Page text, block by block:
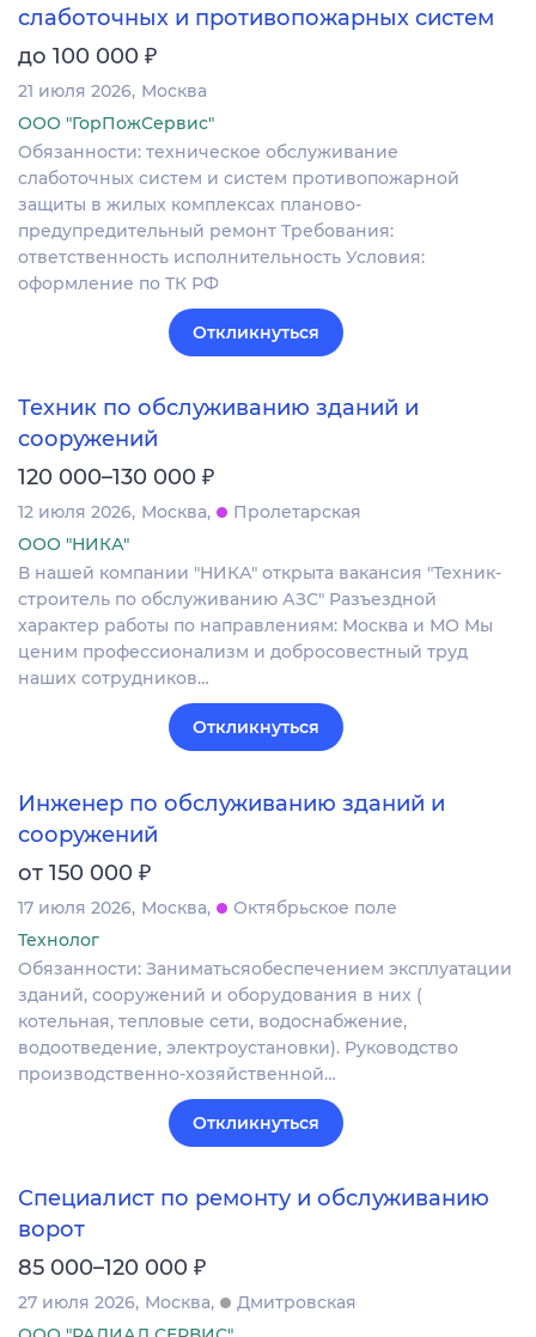
слаботочных и противопожарных систем
до 100 000 ₽
21 июля 2026 Москва
ООО "ГорПожСервис"
Обязанности: техническое обслуживание
слаботочных систем и систем противопожарной
защиты в жилых комплексах планово-
предупредительный ремонт Требования:
ответственность исполнительность Условия:
оформление по ТК РФ
Откликнуться
Техник по обслуживанию зданий и
сооружений
120 000–130 000 ₽
12 июля 2026 Москва
Пролетарская
ООО "НИКА"
В нашей компании "НИКА" открыта вакансия "Техник-
строитель по обслуживанию АЗС" Разъездной
характер работы по направлениям: Москва и МО Мы
ценим профессионализм и добросовестный труд
наших сотрудников…
Откликнуться
Инженер по обслуживанию зданий и
сооружений
от 150 000 ₽
17 июля 2026 Москва
Октябрьское поле
Технолог
Обязанности: Заниматьсяобеспечением эксплуатации
зданий, сооружений и оборудования в них (
котельная, тепловые сети, водоснабжение,
водоотведение, электроустановки). Руководство
производственно-хозяйственной…
Откликнуться
Специалист по ремонту и обслуживанию
ворот
85 000–120 000 ₽
27 июля 2026 Москва
Дмитровская